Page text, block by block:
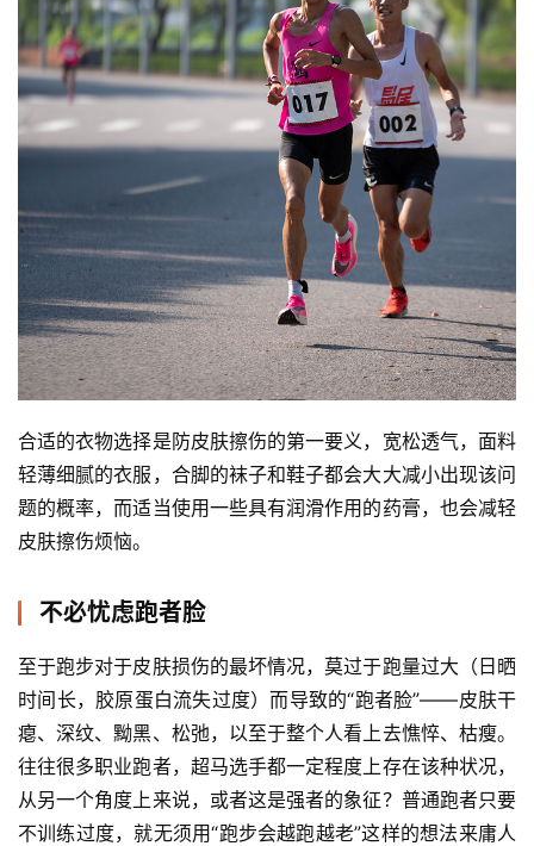
合适的衣物选择是防皮肤擦伤的第一要义，宽松透气，面料
轻薄细腻的衣服，合脚的袜子和鞋子都会大大减小出现该问
题的概率，而适当使用一些具有润滑作用的药膏，也会减轻
皮肤擦伤烦恼。
不必忧虑跑者脸
至于跑步对于皮肤损伤的最坏情况，莫过于跑量过大（日晒
时间长，胶原蛋白流失过度）而导致的“跑者脸”——皮肤干
瘪、深纹、黝黑、松弛，以至于整个人看上去憔悴、枯瘦。
往往很多职业跑者，超马选手都一定程度上存在该种状况，
从另一个角度上来说，或者这是强者的象征？普通跑者只要
不训练过度，就无须用“跑步会越跑越老”这样的想法来庸人